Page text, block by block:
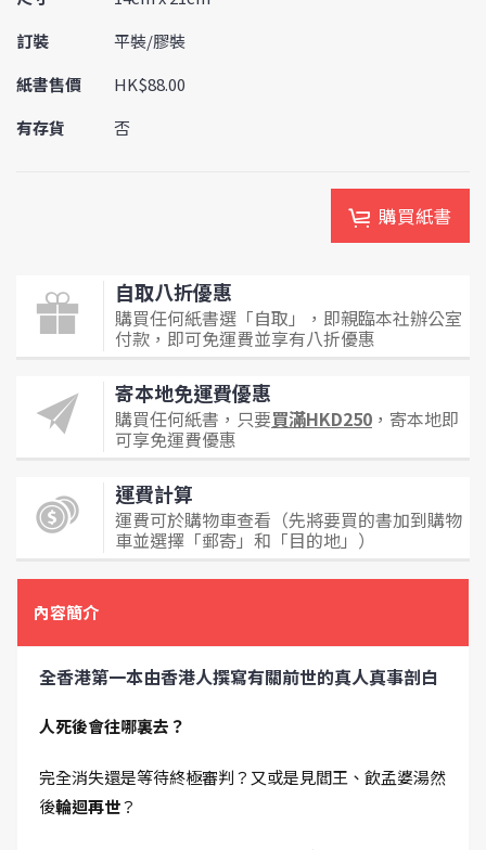
訂裝
平裝/膠裝
紙書售價
HK$88.00
有存貨
否
購買紙書
自取八折優惠
購買任何紙書選「自取」，即親臨本社辦公室
付款，即可免運費並享有八折優惠
寄本地免運費優惠
購買任何紙書，只要買滿HKD250 ，寄本地即
可享免運費優惠
運費計算
運費可於購物車查看（先將要買的書加到購物
車並選擇「郵寄」和「目的地」）
內容簡介
全香港第一本由香港人撰寫有關前世的真人真事剖白
人死後會往哪裏去？
完全消失還是等待終極審判？又或是見閻王、飲孟婆湯然
後輪迴再世？